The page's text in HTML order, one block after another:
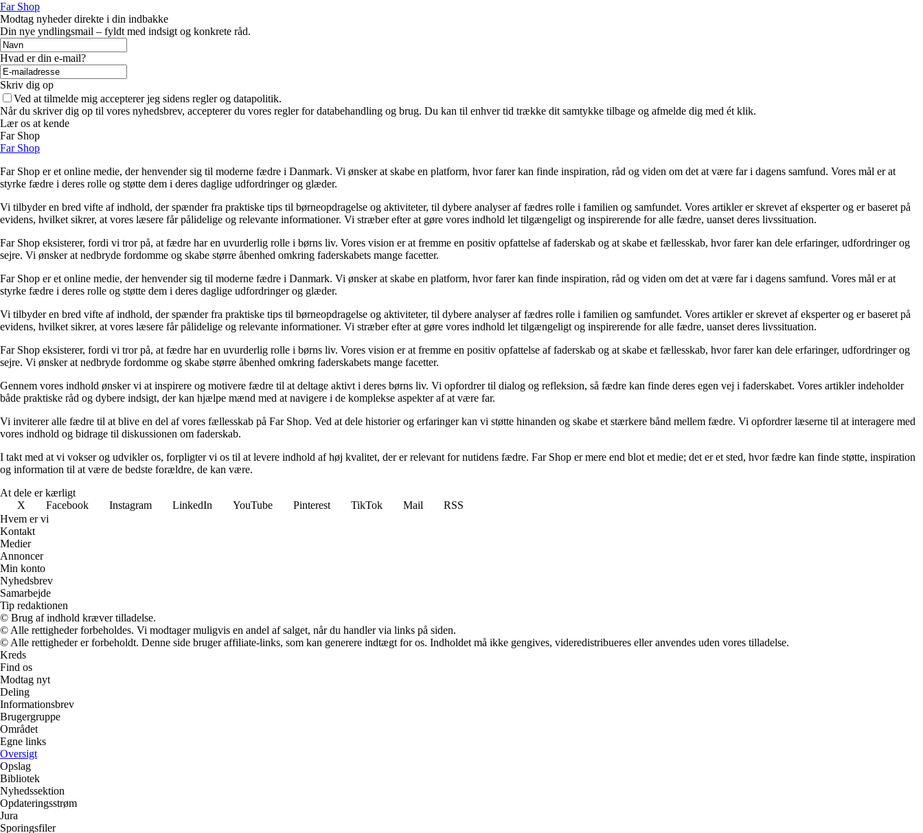
Far Shop
Modtag nyheder direkte i din indbakke
Din nye yndlingsmail – fyldt med indsigt og konkrete råd.
Hvad er din e-mail?
Skriv dig op
Ved at tilmelde mig accepterer jeg sidens regler og datapolitik.
Når du skriver dig op til vores nyhedsbrev, accepterer du vores regler for databehandling og brug. Du kan til enhver tid trække dit samtykke tilbage og afmelde dig med ét klik.
Lær os at kende
Far Shop
Far Shop
Far Shop er et online medie, der henvender sig til moderne fædre i Danmark. Vi ønsker at skabe en platform, hvor farer kan finde inspiration, råd og viden om det at være far i dagens samfund. Vores mål er at
styrke fædre i deres rolle og støtte dem i deres daglige udfordringer og glæder.
Vi tilbyder en bred vifte af indhold, der spænder fra praktiske tips til børneopdragelse og aktiviteter, til dybere analyser af fædres rolle i familien og samfundet. Vores artikler er skrevet af eksperter og er baseret på
evidens, hvilket sikrer, at vores læsere får pålidelige og relevante informationer. Vi stræber efter at gøre vores indhold let tilgængeligt og inspirerende for alle fædre, uanset deres livssituation.
Far Shop eksisterer, fordi vi tror på, at fædre har en uvurderlig rolle i børns liv. Vores vision er at fremme en positiv opfattelse af faderskab og at skabe et fællesskab, hvor farer kan dele erfaringer, udfordringer og
sejre. Vi ønsker at nedbryde fordomme og skabe større åbenhed omkring faderskabets mange facetter.
Far Shop er et online medie, der henvender sig til moderne fædre i Danmark. Vi ønsker at skabe en platform, hvor farer kan finde inspiration, råd og viden om det at være far i dagens samfund. Vores mål er at
styrke fædre i deres rolle og støtte dem i deres daglige udfordringer og glæder.
Vi tilbyder en bred vifte af indhold, der spænder fra praktiske tips til børneopdragelse og aktiviteter, til dybere analyser af fædres rolle i familien og samfundet. Vores artikler er skrevet af eksperter og er baseret på
evidens, hvilket sikrer, at vores læsere får pålidelige og relevante informationer. Vi stræber efter at gøre vores indhold let tilgængeligt og inspirerende for alle fædre, uanset deres livssituation.
Far Shop eksisterer, fordi vi tror på, at fædre har en uvurderlig rolle i børns liv. Vores vision er at fremme en positiv opfattelse af faderskab og at skabe et fællesskab, hvor farer kan dele erfaringer, udfordringer og
sejre. Vi ønsker at nedbryde fordomme og skabe større åbenhed omkring faderskabets mange facetter.
Gennem vores indhold ønsker vi at inspirere og motivere fædre til at deltage aktivt i deres børns liv. Vi opfordrer til dialog og refleksion, så fædre kan finde deres egen vej i faderskabet. Vores artikler indeholder
både praktiske råd og dybere indsigt, der kan hjælpe mænd med at navigere i de komplekse aspekter af at være far.
Vi inviterer alle fædre til at blive en del af vores fællesskab på Far Shop. Ved at dele historier og erfaringer kan vi støtte hinanden og skabe et stærkere bånd mellem fædre. Vi opfordrer læserne til at interagere med
vores indhold og bidrage til diskussionen om faderskab.
I takt med at vi vokser og udvikler os, forpligter vi os til at levere indhold af høj kvalitet, der er relevant for nutidens fædre. Far Shop er mere end blot et medie; det er et sted, hvor fædre kan finde støtte, inspiration
og information til at være de bedste forældre, de kan være.
At dele er kærligt
X
Facebook Instagram LinkedIn YouTube Pinterest TikTok Mail
RSS
Hvem er vi
Kontakt
Medier
Annoncer
Min konto
Nyhedsbrev
Samarbejde
Tip redaktionen
© Brug af indhold kræver tilladelse.
© Alle rettigheder forbeholdes. Vi modtager muligvis en andel af salget, når du handler via links på siden.
© Alle rettigheder er forbeholdt. Denne side bruger affiliate-links, som kan generere indtægt for os. Indholdet må ikke gengives, videredistribueres eller anvendes uden vores tilladelse.
Kreds
Find os
Modtag nyt
Deling
Informationsbrev
Brugergruppe
Området
Egne links
Oversigt
Opslag
Bibliotek
Nyhedssektion
Opdateringsstrøm
Jura
Sporingsfiler